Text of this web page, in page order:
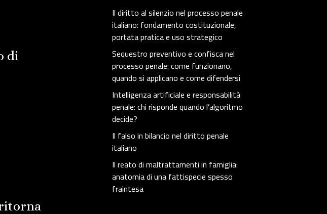
di
Il diritto al silenzio nel processo penale
italiano: fondamento costituzionale,
portata pratica e uso strategico
Sequestro preventivo e confisca nel
processo penale: come funzionano,
quando si applicano e come difendersi
Intelligenza artificiale e responsabilità
penale: chi risponde quando l’algoritmo
decide?
Il falso in bilancio nel diritto penale
italiano
Il reato di maltrattamenti in famiglia:
anatomia di una fattispecie spesso
fraintesa